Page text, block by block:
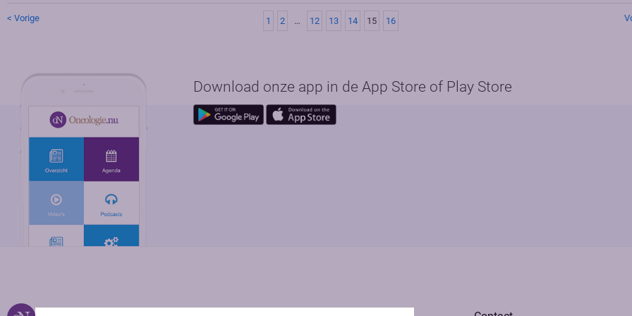
< Vorige 1 2 … 12 13 14 15 16
Download onze app in de App Store of Play Store